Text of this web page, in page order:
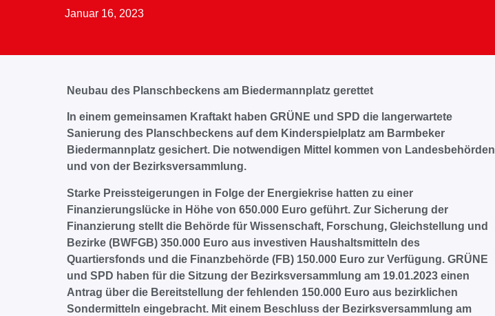
Januar 16, 2023
Neubau des Planschbeckens am Biedermannplatz gerettet
In einem gemeinsamen Kraftakt haben GRÜNE und SPD die langerwartete
Sanierung des Planschbeckens auf dem Kinderspielplatz am Barmbeker
Biedermannplatz gesichert. Die notwendigen Mittel kommen von Landesbehörden
und von der Bezirksversammlung.
Starke Preissteigerungen in Folge der Energiekrise hatten zu einer
Finanzierungslücke in Höhe von 650.000 Euro geführt. Zur Sicherung der
Finanzierung stellt die Behörde für Wissenschaft, Forschung, Gleichstellung und
Bezirke (BWFGB) 350.000 Euro aus investiven Haushaltsmitteln des
Quartiersfonds und die Finanzbehörde (FB) 150.000 Euro zur Verfügung. GRÜNE
und SPD haben für die Sitzung der Bezirksversammlung am 19.01.2023 einen
Antrag über die Bereitstellung der fehlenden 150.000 Euro aus bezirklichen
Sondermitteln eingebracht. Mit einem Beschluss der Bezirksversammlung am